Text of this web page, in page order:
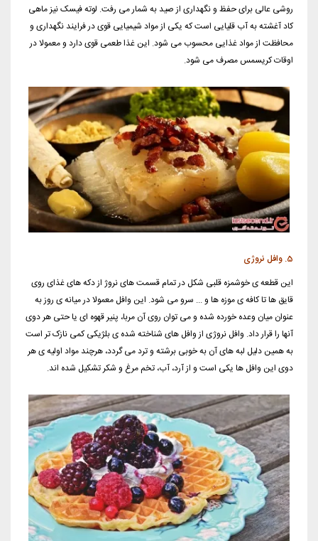
روشی عالی برای حفظ و نگهداری از صید به شمار می رفت. لوته فیسک نیز ماهی
کاد آغشته به آب قلیایی است که یکی از مواد شیمیایی قوی در فرایند نگهداری و
محافظت از مواد غذایی محسوب می شود. این غذا طعمی قوی دارد و معمولا در
اوقات کریسمس مصرف می شود.
5. وافل نروژی
این قطعه ی خوشمزه قلبی شکل در تمام قسمت های نروژ از دکه های غذای روی
قایق ها تا کافه ی موزه ها و ... سرو می شود. این وافل معمولا در میانه ی روز به
عنوان میان وعده خورده شده و می توان روی آن مربا، پنیر قهوه ای یا حتی هر دوی
آنها را قرار داد. وافل نروژی از وافل های شناخته شده ی بلژیکی کمی نازک تر است
به همین دلیل لبه های آن به خوبی برشته و ترد می گردد، هرچند مواد اولیه ی هر
دوی این وافل ها یکی است و از آرد، آب، تخم مرغ و شکر تشکیل شده اند.